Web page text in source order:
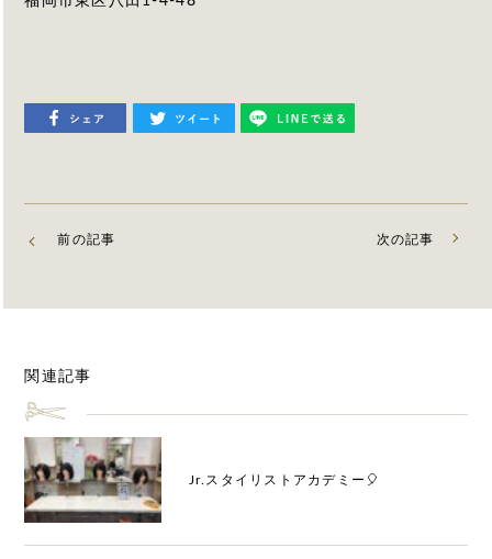
前の記事 次の記事
関連記事
Jr.スタイリストアカデミー🎈